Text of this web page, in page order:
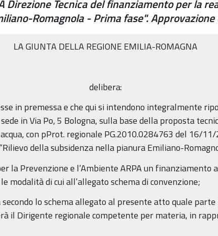
Direzione Tecnica del finanziamento per la
Romagnola - Prima fase".
LA GIUNTA DELLA REGIONE EMILIA-ROMAGNA
delibera:
in premessa e che qui si intendono integralmente
in Via Po, 5 Bologna, sulla base della proposta
con pProt. regionale PG.2010.0284763 del 16/
della subsidenza nella pianura Emiliano-
la Prevenzione e l’Ambiente ARPA un
modalità di cui all’allegato schema di convenzione;
lo schema allegato al presente atto quale
il Dirigente regionale competente per materia, in